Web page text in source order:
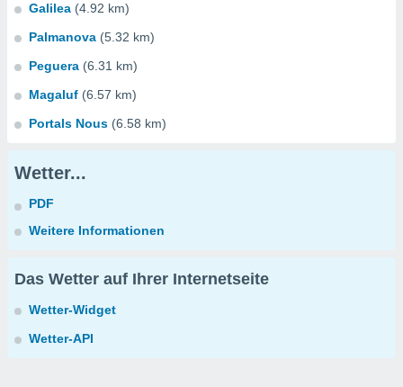
Galilea (4.92 km)
Palmanova (5.32 km)
Peguera (6.31 km)
Magaluf (6.57 km)
Portals Nous (6.58 km)
Wetter...
PDF
Weitere Informationen
Das Wetter auf Ihrer Internetseite
Wetter-Widget
Wetter-API